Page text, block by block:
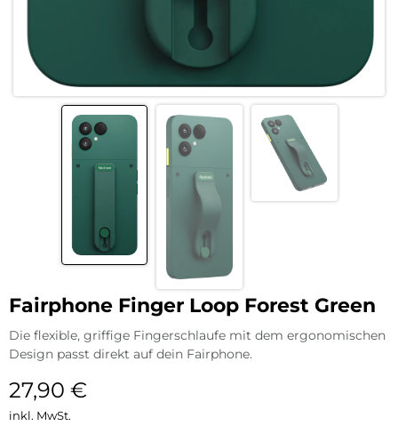
Fairphone Finger Loop Forest Green
Die flexible, griffige Fingerschlaufe mit dem ergonomischen
Design passt direkt auf dein Fairphone.
27,90 €
inkl. MwSt.